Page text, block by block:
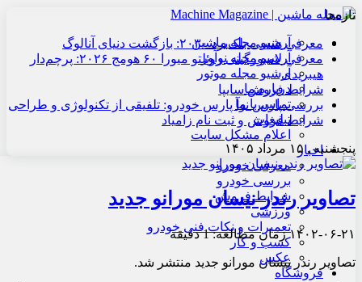
آرشیو مجله ماشین
آرشیو مجله نوآور
آرشیو مجله موتور
درباره ما
تماس با ما
تبلیغات
اعلام مشکل سایت
اخبار
معرفی خودرو
بررسی خودرو
شرایط فروش
ورزشی
تعمیرات و نکات فنی خودرو
کسب و کار
عکس
فروشگاه
تازه‌ها
معرفی هنسی بلک‌برد ۲۰۳۰: بازگشت دنیای آنالوگ
معرفی لامبورگینی روئلتو میورا ۶۰ هومج ۲۰۲۶: پرچم‌دار
هیبریدی
شرایط فروش سایپا
بررسی پارس نوآ پارس خودرو: تلفیقی از تکنولوژی و طراحی
شرایط فروش و ثبت نام زامیاد
پنجشنبه , ۱۵ مرداد ۱۴۰۵
تصاویر رندر نیسان مورانو جدید
۱۴۰۲-۰۶-۲۱زمان مطالعه: 1 دقیقه
تصاویر رندر نیسان مورانو جدید منتشر شد.